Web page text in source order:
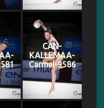
CAN-
KALLEMAA-
Carmel-9586